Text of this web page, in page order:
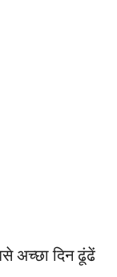
अच्छा दिन ढूंढें